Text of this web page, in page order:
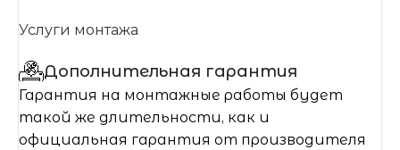
Услуги монтажа
Дополнительная гарантия
Гарантия на монтажные работы будет
такой же длительности, как и
официальная гарантия от производителя